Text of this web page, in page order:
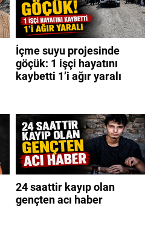
İçme suyu projesinde
göçük: 1 işçi hayatını
kaybetti 1’i ağır yaralı
24 saattir kayıp olan
gençten acı haber